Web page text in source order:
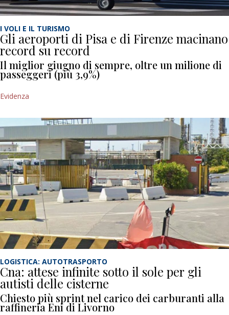
I VOLI E IL TURISMO
Gli aeroporti di Pisa e di Firenze macinano
record su record
Il miglior giugno di sempre, oltre un milione di
passeggeri (più 3,9%)
Evidenza
LOGISTICA: AUTOTRASPORTO
Cna: attese infinite sotto il sole per gli
autisti delle cisterne
Chiesto più sprint nel carico dei carburanti alla
raffineria Eni di Livorno